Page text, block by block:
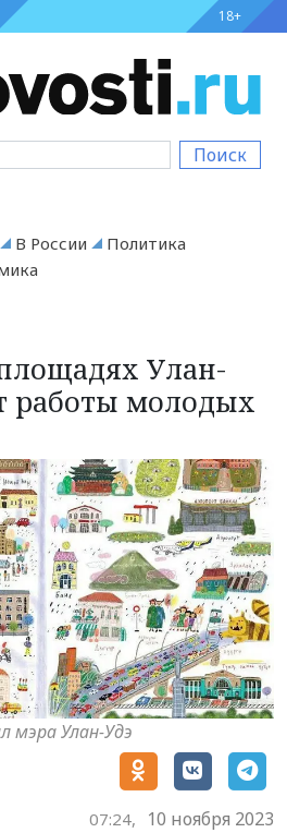
18+
Поиск
В России
Политика
Улан-
работы молодых
мэра Улан-Удэ
07:24, 10 ноября 2023